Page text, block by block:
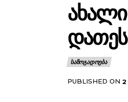
ᲡᲐᲖᲝᲒᲐᲓᲝᲔᲑᲐ
PUBLISHED ON 2